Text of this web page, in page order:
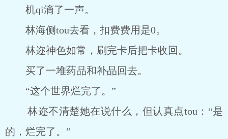
机qi滴了一声。
林海侧tou去看，扣费费用是0。
林迩神色如常，刷完卡后把卡收回。
买了一堆药品和补品回去。
“这个世界烂完了。”
林迩不清楚她在说什么，但认真点tou：“是
的，烂完了。”